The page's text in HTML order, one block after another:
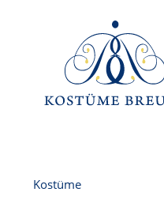
Kostüme